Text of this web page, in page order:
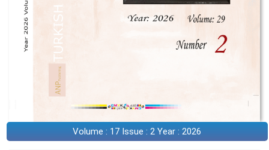
Volume : 17 Issue : 2 Year : 2026